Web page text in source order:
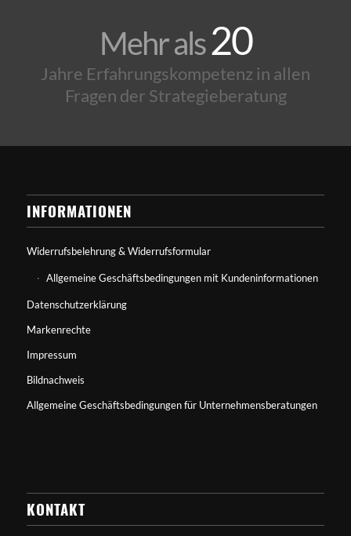
Mehr als20
Jahre Erfahrungskompetenz in allen
Fragen der Strategieberatung
INFORMATIONEN
Widerrufsbelehrung & Widerrufsformular
Allgemeine Geschäftsbedingungen mit Kundeninformationen
Datenschutzerklärung
Markenrechte
Impressum
Bildnachweis
Allgemeine Geschäftsbedingungen für Unternehmensberatungen
KONTAKT